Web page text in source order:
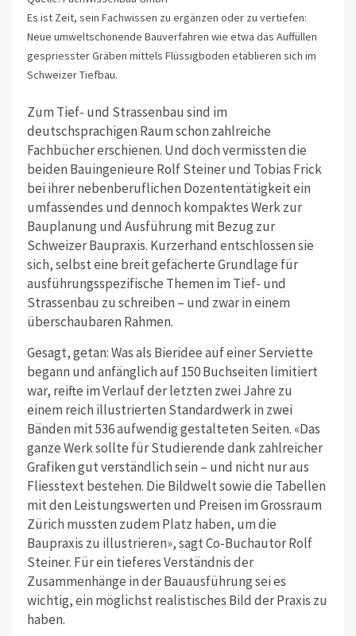
Es ist Zeit, sein Fachwissen zu ergänzen oder zu vertiefen:
Neue umweltschonende Bauverfahren wie etwa das Auffüllen
gespriesster Gräben mittels Flüssigboden etablieren sich im
Schweizer Tiefbau.
Zum Tief- und Strassenbau sind im
deutschsprachigen Raum schon zahlreiche
Fachbücher erschienen. Und doch vermissten die
beiden Bauingenieure Rolf Steiner und Tobias Frick
bei ihrer nebenberuflichen Dozententätigkeit ein
umfassendes und dennoch kompaktes Werk zur
Bauplanung und Ausführung mit Bezug zur
Schweizer Baupraxis. Kurzerhand entschlossen sie
sich, selbst eine breit gefächerte Grundlage für
ausführungsspezifische Themen im Tief- und
Strassenbau zu schreiben – und zwar in einem
überschaubaren Rahmen.
Gesagt, getan: Was als Bieridee auf einer Serviette
begann und anfänglich auf 150 Buchseiten limitiert
war, reifte im Verlauf der letzten zwei Jahre zu
einem reich illustrierten Standardwerk in zwei
Bänden mit 536 aufwendig gestalteten Seiten. «Das
ganze Werk sollte für Studierende dank zahlreicher
Grafiken gut verständlich sein – und nicht nur aus
Fliesstext bestehen. Die Bildwelt sowie die Tabellen
mit den Leistungswerten und Preisen im Grossraum
Zürich mussten zudem Platz haben, um die
Baupraxis zu illustrieren», sagt Co-Buchautor Rolf
Steiner. Für ein tieferes Verständnis der
Zusammenhänge in der Bauausführung sei es
wichtig, ein möglichst realistisches Bild der Praxis zu
haben.